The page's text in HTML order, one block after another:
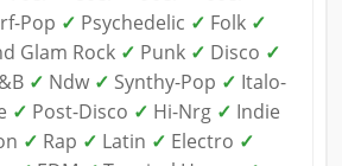
Pop ✓ Psychedelic ✓ Folk ✓
Glam Rock ✓ Punk ✓ Disco ✓
✓ Ndw ✓ Synthy-Pop ✓ Italo-
✓ Post-Disco ✓ Hi-Nrg ✓ Indie
✓ Rap ✓ Latin ✓ Electro ✓